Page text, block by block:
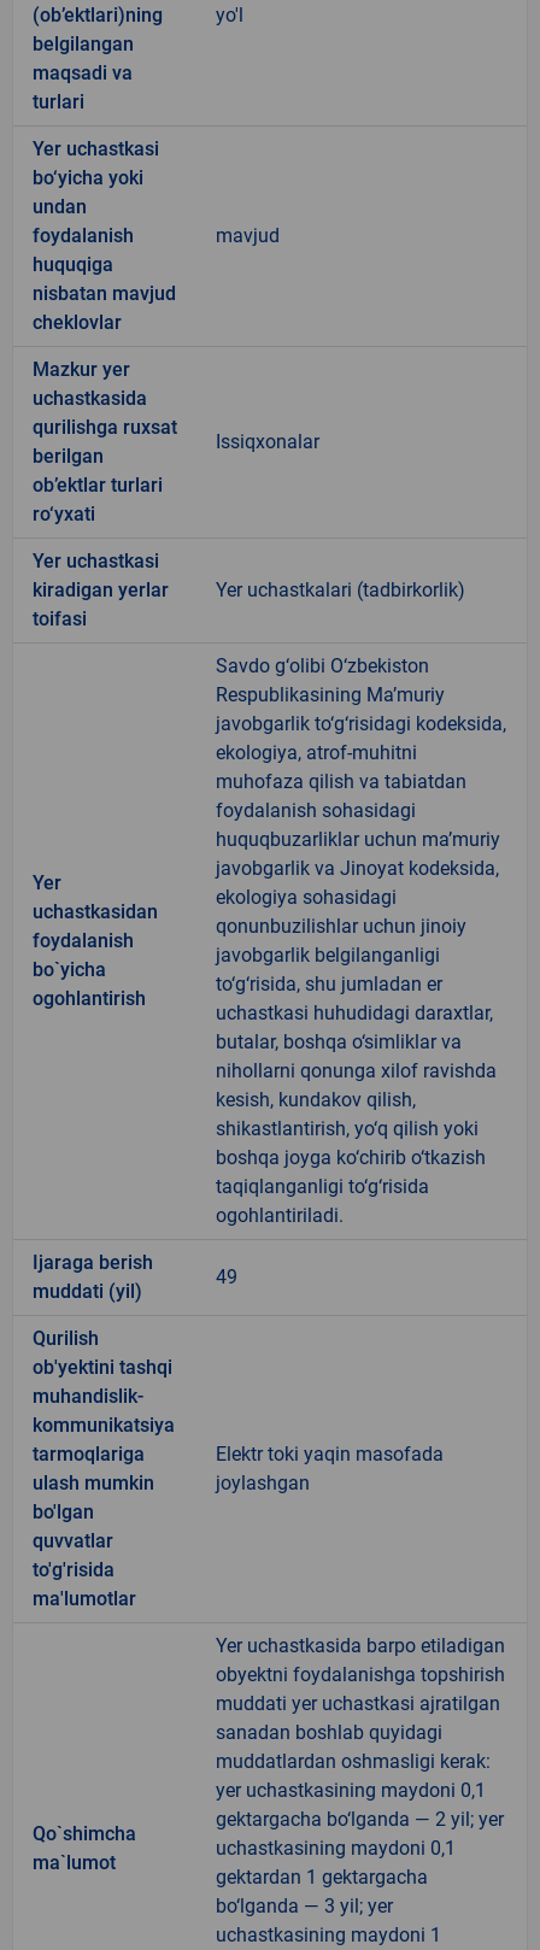
(ob’ektlari)ning
belgilangan
maqsadi va
turlari
yo'l
Yer uchastkasi
bo‘yicha yoki
undan
foydalanish
huquqiga
nisbatan mavjud
cheklovlar
mavjud
Mazkur yer
uchastkasida
qurilishga ruxsat
berilgan
ob’ektlar turlari
ro‘yxati
Issiqxonalar
Yer uchastkasi
kiradigan yerlar
toifasi
Yer uchastkalari (tadbirkorlik)
Yer
uchastkasidan
foydalanish
bo`yicha
ogohlantirish
Savdo g‘olibi O‘zbekiston
Respublikasining Ma’muriy
javobgarlik to‘g‘risidagi kodeksida,
ekologiya, atrof-muhitni
muhofaza qilish va tabiatdan
foydalanish sohasidagi
huquqbuzarliklar uchun ma’muriy
javobgarlik va Jinoyat kodeksida,
ekologiya sohasidagi
qonunbuzilishlar uchun jinoiy
javobgarlik belgilanganligi
to‘g‘risida, shu jumladan er
uchastkasi huhudidagi daraxtlar,
butalar, boshqa o‘simliklar va
nihollarni qonunga xilof ravishda
kesish, kundakov qilish,
shikastlantirish, yo‘q qilish yoki
boshqa joyga ko‘chirib o‘tkazish
taqiqlanganligi to‘g‘risida
ogohlantiriladi.
Ijaraga berish
muddati (yil)
49
Qurilish
ob'yektini tashqi
muhandislik-
kommunikatsiya
tarmoqlariga
ulash mumkin
bo'lgan
quvvatlar
to'g'risida
ma'lumotlar
Elektr toki yaqin masofada
joylashgan
Qo`shimcha
ma`lumot
Yer uchastkasida barpo etiladigan
obyektni foydalanishga topshirish
muddati yer uchastkasi ajratilgan
sanadan boshlab quyidagi
muddatlardan oshmasligi kerak:
yer uchastkasining maydoni 0,1
gektargacha bo‘lganda — 2 yil; yer
uchastkasining maydoni 0,1
gektardan 1 gektargacha
bo‘lganda — 3 yil; yer
uchastkasining maydoni 1